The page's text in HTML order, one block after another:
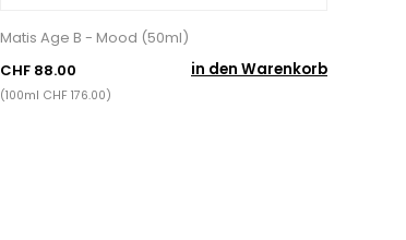
Matis Age B - Mood (50ml)
CHF 88.00
in den Warenkorb
(100ml CHF 176.00)